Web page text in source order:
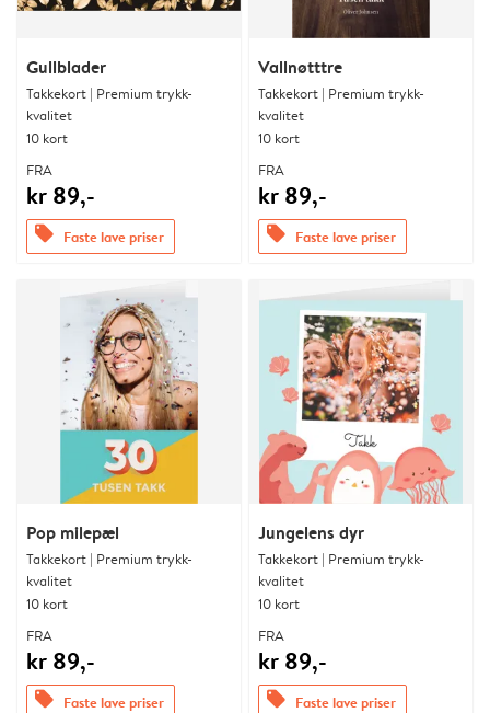
Gullblader
Takkekort | Premium trykk-
kvalitet
10 kort
FRA
kr 89,-
offers Faste lave priser
Vallnøtttre
Takkekort | Premium trykk-
kvalitet
10 kort
FRA
kr 89,-
offers Faste lave priser
Pop milepæl
Takkekort | Premium trykk-
kvalitet
10 kort
FRA
kr 89,-
offers Faste lave priser
Jungelens dyr
Takkekort | Premium trykk-
kvalitet
10 kort
FRA
kr 89,-
offers Faste lave priser